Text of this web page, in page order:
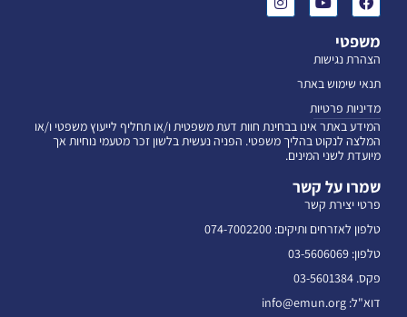
משפטי
הצהרת נגישות
תנאי שימוש באתר
מדיניות פרטיות
המידע באתר אינו בבחינת חוות דעת משפטית ו/או תחליף לייעוץ משפטי ו/או
המלצה לנקוט בהליך משפטי. הפניה נעשית בלשון זכר מטעמי נוחיות אך
מיועדת לשני המינים.
שמרו על קשר
פרטי יצירת קשר
טלפון לאזרחים ותיקים: 074-7002200
טלפון: 03-5606069
פקס. 03-5601384
דוא"ל: info@emun.org